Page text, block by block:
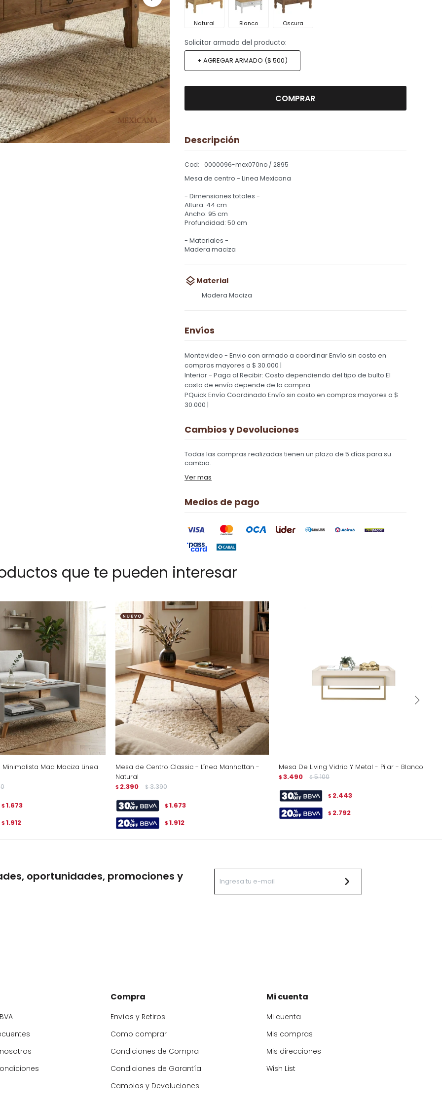
Natural Blanco Oscura
Solicitar armado del producto:
+ AGREGAR ARMADO ($ 500)
COMPRAR
Descripción
0000096-mex070no / 2895
Mesa de centro - Linea Mexicana
- Dimensiones totales -
Altura: 44 cm
Ancho: 95 cm
Profundidad: 50 cm
- Materiales -
Madera maciza
Material
Madera Maciza
Envíos
Montevideo - Envio con armado a coordinarEnvío sin costo en
compras mayores a $ 30.000 |
Interior - Paga al Recibir: Costo dependiendo del tipo de bulto El
costo de envío depende de la compra.
PQuick Envío Coordinado Envío sin costo en compras mayores a $
30.000 |
Cambios y Devoluciones
Todas las compras realizadas tienen un plazo de 5 días para su
cambio.
Ver mas
Medios de pago
que te pueden interesar
Minimalista Mad Maciza Linea
$ 1.673
$ 1.912
Mesa de Centro Classic - Línea Manhattan -
Natural
$ 2.390 $ 3.390
$ 1.673
$ 1.912
Mesa De Living Vidrio Y Metal - Pilar - Blanco
$ 3.490 $ 5.100
$ 2.443
$ 2.792
oportunidades, promociones y
Compra
Envíos y Retiros
Como comprar
Condiciones de Compra
Condiciones de Garantía
Cambios y Devoluciones
Mi cuenta
Mi cuenta
Mis compras
Mis direcciones
Wish List